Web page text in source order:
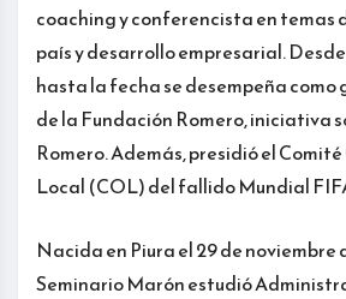
coaching y conferencista en temas
país y desarrollo empresarial.
hasta la fecha se desempeña
de la Fundación Romero, iniciativa
Romero. Además, presidió el
Local (COL) del fallido Mundial FIFA
Nacida en Piura el 29 de noviembre
Seminario Marón estudió